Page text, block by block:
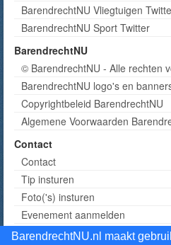
BarendrechtNU.nl maakt
BarendrechtNU Vliegtuigen
BarendrechtNU Sport Twitter
BarendrechtNU
© BarendrechtNU - Alle rechten
BarendrechtNU logo's en
Copyrightbeleid BarendrechtNU
Algemene Voorwaarden
Contact
Contact
Tip insturen
Foto('s) insturen
Evenement aanmelden
Informatie aanvragen adverteren